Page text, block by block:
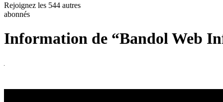
Rejoignez les 544 autres
abonnés
Information de “Bandol Web